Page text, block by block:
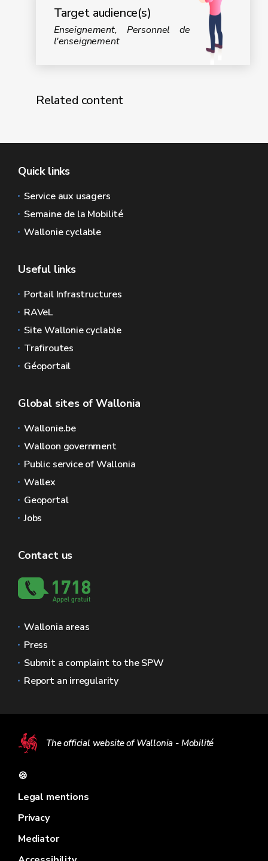
Target audience(s)
Enseignement, Personnel de
l'enseignement
Related content
Quick links
Service aux usagers
Semaine de la Mobilité
Wallonie cyclable
Useful links
Portail Infrastructures
RAVeL
Site Wallonie cyclable
Trafiroutes
Géoportail
Global sites of Wallonia
Wallonie.be
Walloon government
Public service of Wallonia
Wallex
Geoportal
Jobs
Contact us
Wallonia areas
Press
Submit a complaint to the SPW
Report an irregularity
The official website of Wallonia - Mobilité
🍪
Legal mentions
Privacy
Mediator